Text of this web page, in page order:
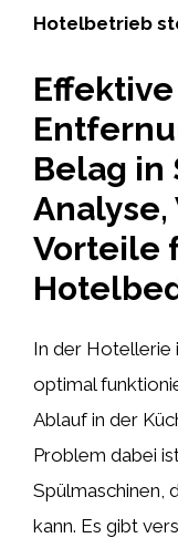
Hotelbetrieb
Belag in
Vorteile
In der Hotellerie
optimal
Ablauf in der
Problem dabei
Spülmaschinen,
kann. Es gibt